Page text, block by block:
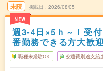
未読
NEW
掲載日 2026/08/05
週3-4日×5ｈ～！受
番勤務できる方大歓
職種未経験OK 交通費別途支給